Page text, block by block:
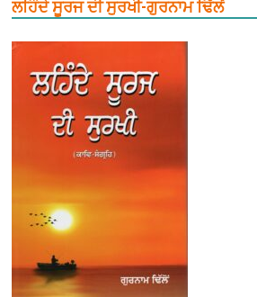
ਲਹਿੰਦੇ ਸੂਰਜ ਦੀ ਸੁਰਖੀ-ਗੁਰਨਾਮ ਢਿੱਲੋਂ